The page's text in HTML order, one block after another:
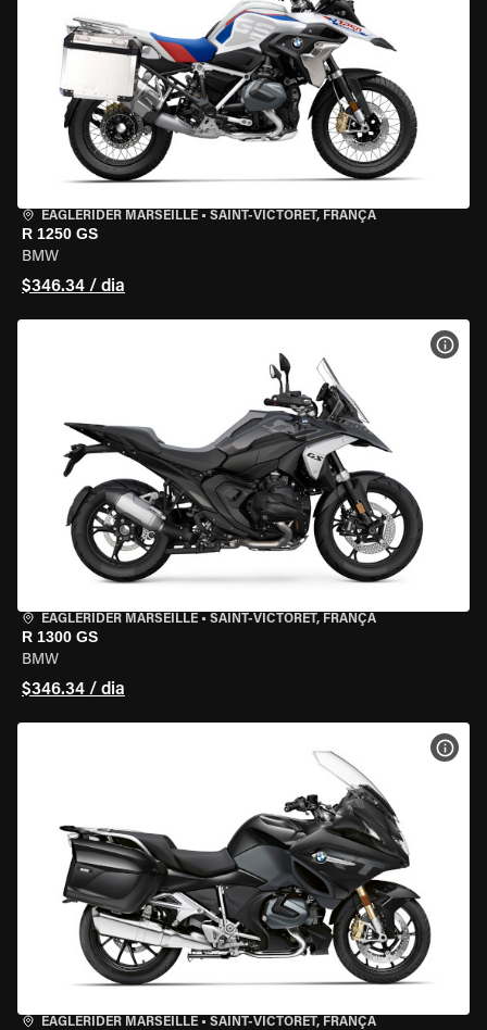
EAGLERIDER MARSEILLE • SAINT-VICTORET, FRANÇA
R 1250 GS
BMW
$346.34 / dia
EAGLERIDER MARSEILLE • SAINT-VICTORET, FRANÇA
R 1300 GS
BMW
$346.34 / dia
VER
EAGLERIDER MARSEILLE • SAINT-VICTORET, FRANÇA
VER